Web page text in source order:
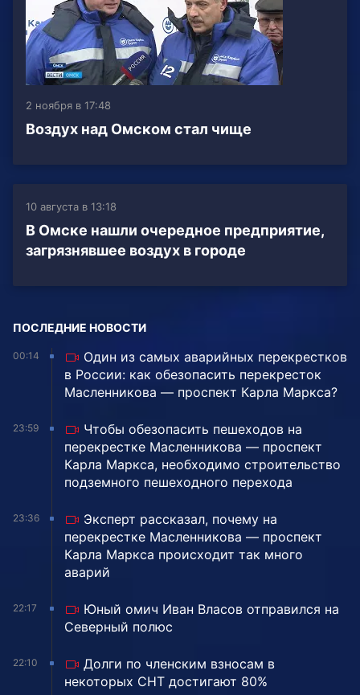
2 ноября в 17:48
Воздух над Омском стал чище
10 августа в 13:18
В Омске нашли очередное предприятие,
загрязнявшее воздух в городе
ПОСЛЕДНИЕ НОВОСТИ
00:14
Один из самых аварийных перекрестков
в России: как обезопасить перекресток
Масленникова — проспект Карла Маркса?
23:59
Чтобы обезопасить пешеходов на
перекрестке Масленникова — проспект
Карла Маркса, необходимо строительство
подземного пешеходного перехода
23:36
Эксперт рассказал, почему на
перекрестке Масленникова — проспект
Карла Маркса происходит так много
аварий
22:17
Юный омич Иван Власов отправился на
Северный полюс
22:10
Долги по членским взносам в
некоторых СНТ достигают 80%